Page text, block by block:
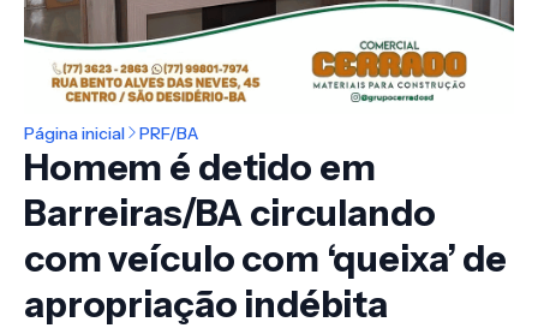
Página inicial PRF/BA
Homem é detido em
Barreiras/BA circulando
com veículo com ‘queixa’ de
apropriação indébita